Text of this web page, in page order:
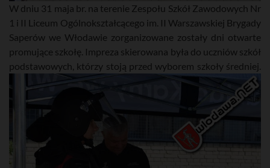
W dniu 31 maja br. na terenie Zespołu Szkół Zawodowych Nr
1 i II Liceum Ogólnokształcącego im. II Warszawskiej Brygady
Saperów we Włodawie zorganizowane zostały dni otwarte
promujące szkołę. Impreza skierowana była do uczniów szkół
podstawowych, którzy stoją przed wyborem szkoły średniej.